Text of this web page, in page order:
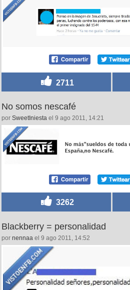
2711
No somos nescafé
por SweetIniesta el 9 ago 2011, 14:21
3262
Blackberry = personalidad
por nennaa el 9 ago 2011, 14:52